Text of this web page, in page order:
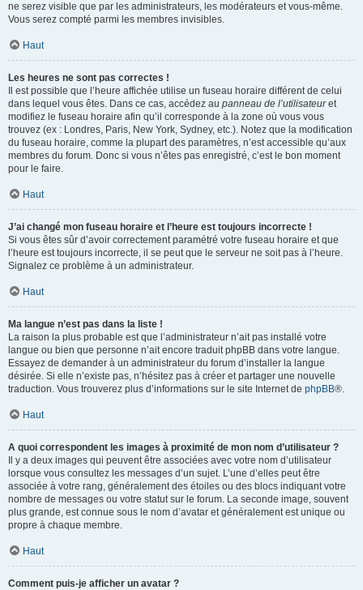
ne serez visible que par les administrateurs, les modérateurs et vous-même.
Vous serez compté parmi les membres invisibles.
Haut
Les heures ne sont pas correctes !
Il est possible que l’heure affichée utilise un fuseau horaire différent de celui
dans lequel vous êtes. Dans ce cas, accédez au panneau de l’utilisateuret
modifiez le fuseau horaire afin qu’il corresponde à la zone où vous vous
trouvez (ex : Londres, Paris, New York, Sydney, etc.). Notez que la modification
du fuseau horaire, comme la plupart des paramètres, n’est accessible qu’aux
membres du forum. Donc si vous n’êtes pas enregistré, c’est le bon moment
pour le faire.
Haut
J’ai changé mon fuseau horaire et l’heure est toujours incorrecte !
Si vous êtes sûr d’avoir correctement paramétré votre fuseau horaire et que
l’heure est toujours incorrecte, il se peut que le serveur ne soit pas à l’heure.
Signalez ce problème à un administrateur.
Haut
Ma langue n’est pas dans la liste !
La raison la plus probable est que l’administrateur n’ait pas installé votre
langue ou bien que personne n’ait encore traduit phpBB dans votre langue.
Essayez de demander à un administrateur du forum d’installer la langue
désirée. Si elle n’existe pas, n’hésitez pas à créer et partager une nouvelle
traduction. Vous trouverez plus d’informations sur le site Internet de phpBB®.
Haut
A quoi correspondent les images à proximité de mon nom d’utilisateur ?
Il y a deux images qui peuvent être associées avec votre nom d’utilisateur
lorsque vous consultez les messages d’un sujet. L’une d’elles peut être
associée à votre rang, généralement des étoiles ou des blocs indiquant votre
nombre de messages ou votre statut sur le forum. La seconde image, souvent
plus grande, est connue sous le nom d’avatar et généralement est unique ou
propre à chaque membre.
Haut
Comment puis-je afficher un avatar ?